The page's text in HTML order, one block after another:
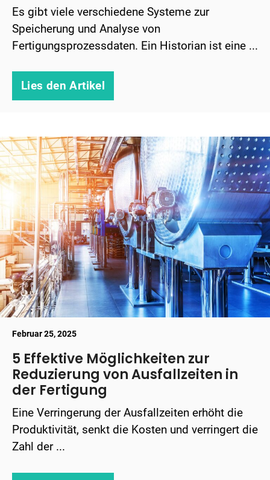
Es gibt viele verschiedene Systeme zur
Speicherung und Analyse von
Fertigungsprozessdaten. Ein Historian ist eine ...
Lies den Artikel
Februar 25, 2025
5 Effektive Möglichkeiten zur
Reduzierung von Ausfallzeiten in
der Fertigung
Eine Verringerung der Ausfallzeiten erhöht die
Produktivität, senkt die Kosten und verringert die
Zahl der ...